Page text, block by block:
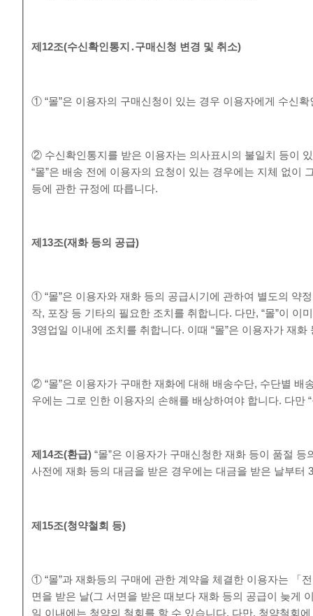
제 12조(수신확인통지 ․구매신청 변경 및 취소)
① “몰”은 이용자의 구매신청이 있는 경우 이용자에게 수신
② 수신확인통지를 받은 이용자는 의사표시의 불일치 등이
“몰”은 배송 전에 이용자의 요청이 있는 경우에는 지체 없
등에 관한 규정에 따릅니다.
제 13조(재화 등의 공급)
① “몰”은 이용자와 재화 등의 공급시기에 관하여 별도의 약
작, 포장 등 기타의 필요한 조치를 취합니다. 다만, “몰”이
3영업일 이내에 조치를 취합니다. 이때 “몰”은 이용자가 재
② “몰”은 이용자가 구매한 재화에 대해 배송수단, 수단별 배
우에는 그로 인한 이용자의 손해를 배상하여야 합니다. 다만
제 14조(환급)“몰”은 이용자가 구매신청한 재화 등이 품절
사전에 재화 등의 대금을 받은 경우에는 대금을 받은 날부
제15조(청약철회 등)
① “몰”과 재화등의 구매에 관한 계약을 체결한 이용자는 「
면을 받은 날(그 서면을 받은 때보다 재화 등의 공급이 늦게
일 이내에는 청약의 철회를 할 수 있습니다. 다만, 청약철회